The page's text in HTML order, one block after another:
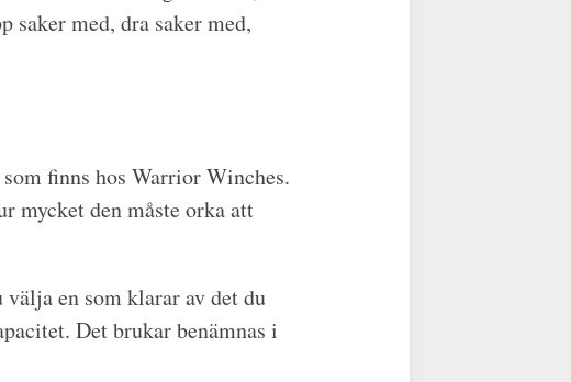
saker med, dra saker med,
finns hos Warrior Winches.
mycket den måste orka att
en som klarar av det du
Det brukar benämnas i